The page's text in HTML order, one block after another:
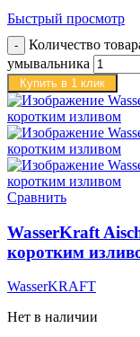
Быстрый просмотр
Количество
умывальника
Купить в 1 клик
Сравнить
WasserKraft
коротким
WasserKRAFT
Нет в наличии